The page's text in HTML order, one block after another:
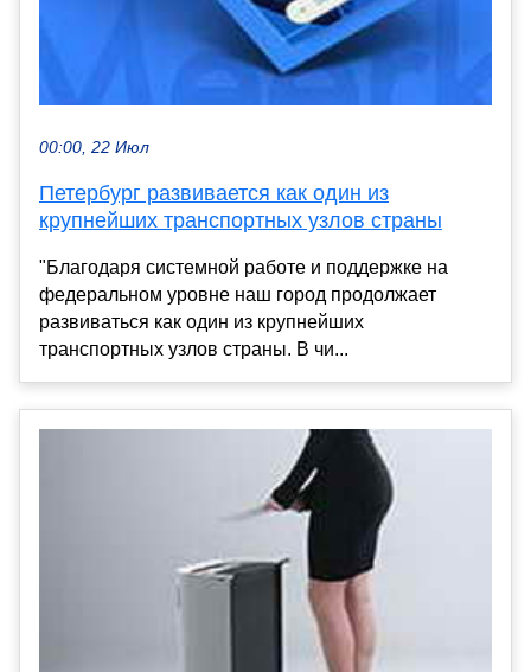
00:00, 22 Июл
Петербург развивается как один из
крупнейших транспортных узлов страны
"Благодаря системной работе и поддержке на
федеральном уровне наш город продолжает
развиваться как один из крупнейших
транспортных узлов страны. В чи...